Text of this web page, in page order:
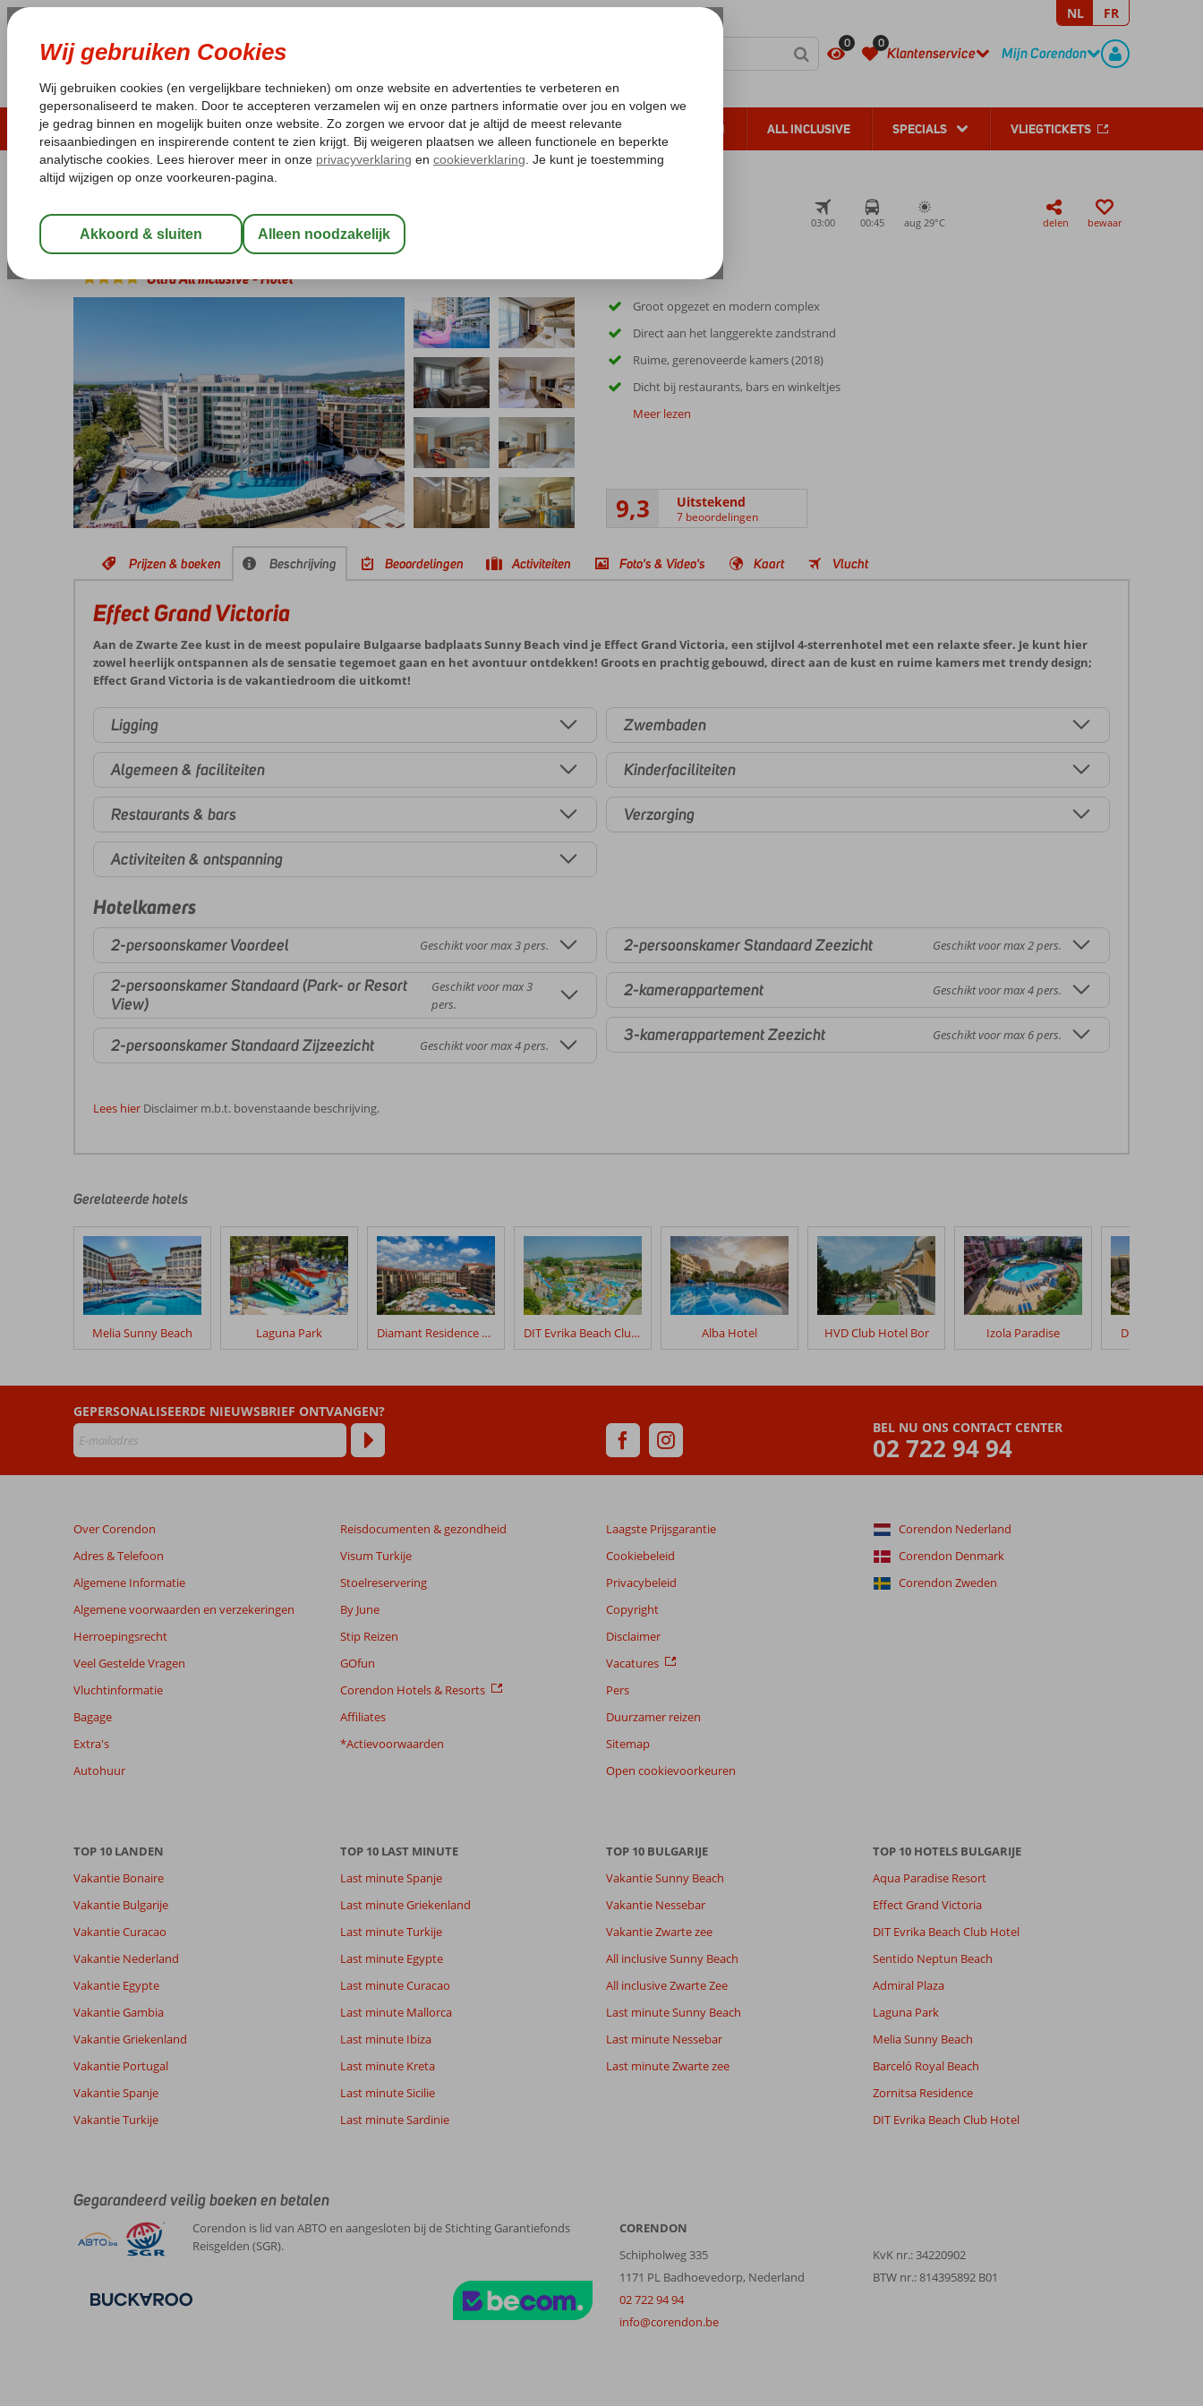
0 0
Klantenservice
CONTACT
Mijn Corendon
REGISTREER
NL FR
ZOMER 2026 LAST MINUTES WINTERZON ZONVAKANTIES VERRE REIZEN ALL INCLUSIVE SPECIALS VLIEGTICKETS
Laagsteprijsgarantie* Geen fueltoeslag Gratis annuleren*
Home
Bulgarije Zwarte Zee Sunny Beach Effect Grand Victoria
Effect Grand Victoria
Ultra All Inclusive-Hotel
03:00 00:45 aug 29°C delen bewaar
Groot opgezet en modern complex
Direct aan het langgerekte zandstrand
Ruime, gerenoveerde kamers (2018)
Dicht bij restaurants, bars en winkeltjes
Meer lezen
9,3 Uitstekend
7 beoordelingen
Prijzen & boeken Beschrijving Beoordelingen Activiteiten Foto's & Video's Kaart Vlucht
Effect Grand Victoria
Aan de Zwarte Zee kust in de meest populaire Bulgaarse badplaats Sunny Beach vind je Effect Grand Victoria, een stijlvol 4-sterrenhotel met een relaxte sfeer. Je kunt hier
zowel heerlijk ontspannen als de sensatie tegemoet gaan en het avontuur ontdekken! Groots en prachtig gebouwd, direct aan de kust en ruime kamers met trendy design;
Effect Grand Victoria is de vakantiedroom die uitkomt!
Ligging
Algemeen & faciliteiten
Restaurants & bars
Activiteiten & ontspanning
Zwembaden
Kinderfaciliteiten
Verzorging
Hotelkamers
2-persoonskamer Voordeel Geschikt voor max 3 pers.
2-persoonskamer Standaard (Park- or Resort
View)
Geschikt voor max 3
pers.
2-persoonskamer Standaard Zijzeezicht Geschikt voor max 4 pers.
2-persoonskamer Standaard Zeezicht Geschikt voor max 2 pers.
2-kamerappartement Geschikt voor max 4 pers.
3-kamerappartement Zeezicht Geschikt voor max 6 pers.
Lees hier Disclaimer m.b.t. bovenstaande beschrijving.
door
klanten
geschreven
na
hun
verblijf
Effect
Beoordelingen
die
ouder
zijn
maanden
worden
niet
meer
weergegeven
om
de
relevantie
van
de
beoordelingen.
Totale score
Gebaseerd op:
beoordelingen
9,3
Uitstekend
Kamers
8,7
Kindvriendelijk 9,0
Ervaringen
van onze
klanten
Taal
Filter reisgezelschap
Sorteren op
10
Nederland
,
31 mei 2026
verder
prima
we
fijne
Prijs/kwaliteit 10
Eten
Kamers
9
Kindvriendelijk
Gerelateerde hotels
Melia Sunny Beach Laguna Park Diamant Residence Hotel & Spa DIT Evrika Beach Club Hotel Alba Hotel HVD Club Hotel Bor Izola Paradise DIT Majestic
BEL NU ONS CONTACT CENTER
02 722 94 94
GEPERSONALISEERDE NIEUWSBRIEF ONTVANGEN?
Over Corendon
Adres & Telefoon
Algemene Informatie
Algemene voorwaarden en verzekeringen
Herroepingsrecht
Veel Gestelde Vragen
Vluchtinformatie
Bagage
Extra's
Autohuur
Reisdocumenten & gezondheid
Visum Turkije
Stoelreservering
By June
Stip Reizen
GOfun
Corendon Hotels & Resorts
Affiliates
*Actievoorwaarden
Laagste Prijsgarantie
Cookiebeleid
Privacybeleid
Copyright
Disclaimer
Vacatures
Pers
Duurzamer reizen
Sitemap
Open cookievoorkeuren
Corendon Nederland
Corendon Denmark
Corendon Zweden
TOP 10 LANDEN
Vakantie Bonaire
Vakantie Bulgarije
Vakantie Curacao
Vakantie Nederland
Vakantie Egypte
Vakantie Gambia
Vakantie Griekenland
Vakantie Portugal
Vakantie Spanje
Vakantie Turkije
TOP 10 LAST MINUTE
Last minute Spanje
Last minute Griekenland
Last minute Turkije
Last minute Egypte
Last minute Curacao
Last minute Mallorca
Last minute Ibiza
Last minute Kreta
Last minute Sicilie
Last minute Sardinie
TOP 10 BULGARIJE
Vakantie Sunny Beach
Vakantie Nessebar
Vakantie Zwarte zee
All inclusive Sunny Beach
All inclusive Zwarte Zee
Last minute Sunny Beach
Last minute Nessebar
Last minute Zwarte zee
TOP 10 HOTELS BULGARIJE
Aqua Paradise Resort
Effect Grand Victoria
DIT Evrika Beach Club Hotel
Sentido Neptun Beach
Admiral Plaza
Laguna Park
Melia Sunny Beach
Barceló Royal Beach
Zornitsa Residence
DIT Evrika Beach Club Hotel
Gegarandeerd veilig boeken en betalen
Corendon is lid van ABTO en aangesloten bij de Stichting Garantiefonds
Reisgelden (SGR).
CORENDON
Schipholweg 335
1171 PL Badhoevedorp, Nederland
02 722 94 94
info@corendon.be
KvK nr.: 34220902
BTW nr.: 814395892 B01